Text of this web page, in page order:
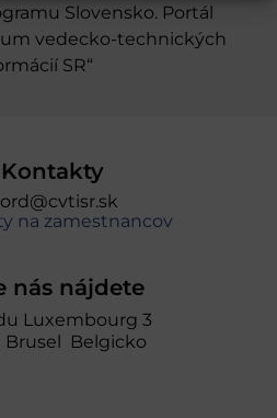
Slovensko. Portál
vedecko-technických
SR“
Kontakty
na zamestnancov
nás nájdete
Luxembourg 3
Brusel Belgicko